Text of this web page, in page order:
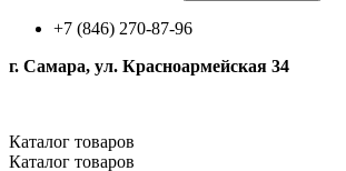
+7 (846) 270-87-96
г. Самара, ул. Красноармейская 34
Каталог товаров
Каталог товаров